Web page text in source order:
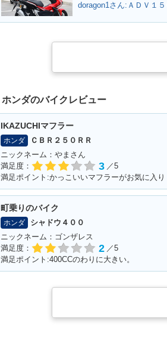
doragon1さん:ＡＤＶ１
ホンダのバイクレビュー
IKAZUCHIマフラー
ホンダ
ＣＢＲ２５０ＲＲ
ニックネーム：やまさん
満足度：
3 ／5
満足ポイント:かっこいいマフラーがお気に入り
町乗りのバイク
ホンダ
シャドウ４００
ニックネーム：ゴンザレス
満足度：
2 ／5
満足ポイント:400CCのわりに大きい。